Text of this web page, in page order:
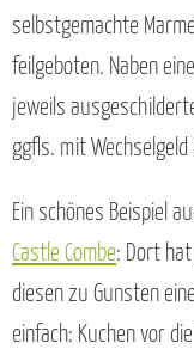
selbstgemachte
feilgeboten. Naben
jeweils
ggfls. mit
Ein schönes Beispiel
Castle Combe: Dort
diesen zu Gunsten
einfach: Kuchen vor